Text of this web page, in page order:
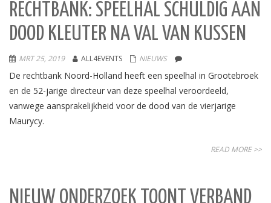
RECHTBANK: SPEELHAL SCHULDIG AAN
DOOD KLEUTER NA VAL VAN KUSSEN
MRT 25, 2019 ALL4EVENTS NIEUWS
De rechtbank Noord-Holland heeft een speelhal in Grootebroek
en de 52-jarige directeur van deze speelhal veroordeeld,
vanwege aansprakelijkheid voor de dood van de vierjarige
Maurycy.
READ MORE >>
NIEUW ONDERZOEK TOONT VERBAND